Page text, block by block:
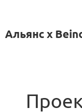
Альянс x